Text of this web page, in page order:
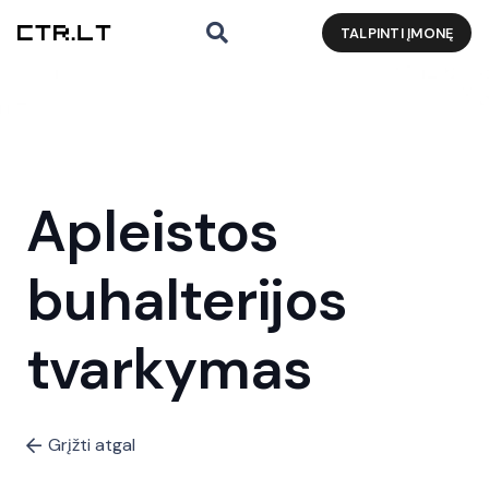
TALPINTI ĮMONĘ
Apleistos
buhalterijos
tvarkymas
Grįžti atgal